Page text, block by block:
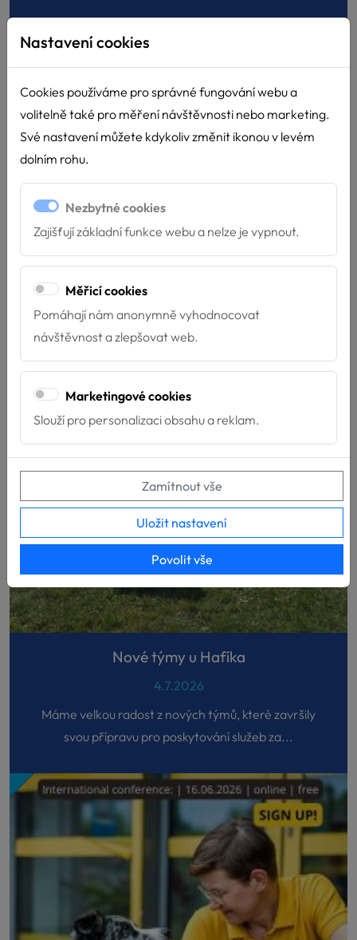
Děkujeme Nadaci ČEZ
Díky podpoře Nadace ČEZ můžeme dál pomáhat tam,
kde je to nejvíce potřeba! Velmi si vá...
Nové týmy u Hafíka
4.7.2026
Máme velkou radost z nových týmů, které završily
svou přípravu pro poskytování služeb za...
Nastavení cookies
Cookies používáme pro správné fungování webu a
volitelně také pro měření návštěvnosti nebo marketing.
Své nastavení můžete kdykoliv změnit ikonou v levém
dolním rohu.
Nezbytné cookies
Zajišťují základní funkce webu a nelze je vypnout.
Měřicí cookies
Pomáhají nám anonymně vyhodnocovat
návštěvnost a zlepšovat web.
Marketingové cookies
Slouží pro personalizaci obsahu a reklam.
Zamítnout vše
Uložit nastavení
Povolit vše